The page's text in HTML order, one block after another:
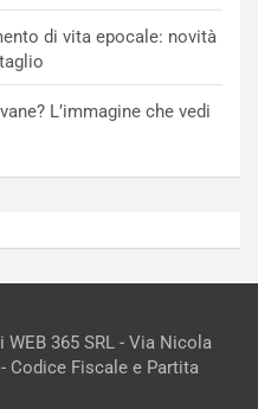
di vita epocale: novità
L’immagine che vedi
365 SRL - Via Nicola
Codice Fiscale e Partita